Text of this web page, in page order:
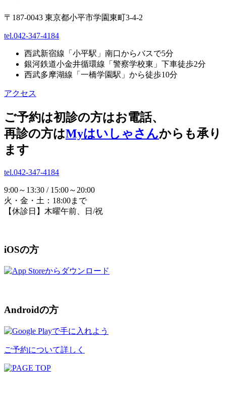
〒187-0043 東京都小平市学園東町3-4-2
tel.042-347-4184
西武新宿線「小平駅」南口からバスで5分
銀河鉄道小金井循環線「警察学校東」下車徒歩2分
西武多摩湖線「一橋学園駅」から徒歩10分
アクセス
ご予約は初診の方はお電話、
再診の方はMyはいしゃさんからも承り
ます
tel.042-347-4184
9:00～13:30 / 15:00～20:00
火・金・土：18:00まで
【休診日】木曜午前、日/祝
iOSの方
Androidの方
ご予約について詳しく